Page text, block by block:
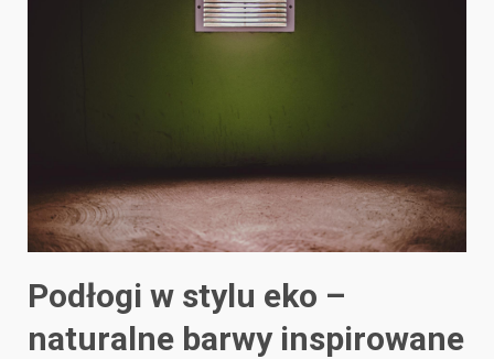
Podłogi w stylu eko –
naturalne barwy inspirowane